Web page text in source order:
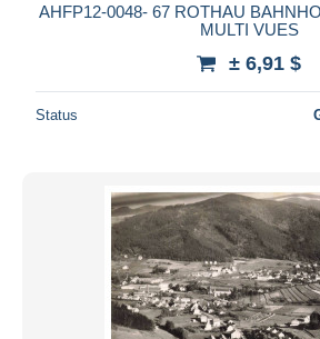
AHFP12-0048- 67 ROTHAU
MULTI VUES
± 6,91 $
Status